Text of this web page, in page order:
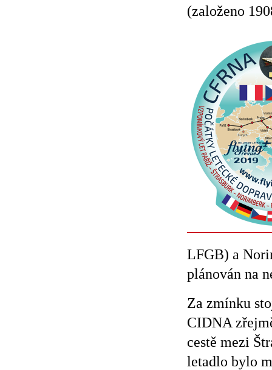
(založeno
LFGB) a
plánován na
Za zmínku
CIDNA
cestě mezi
letadlo bylo